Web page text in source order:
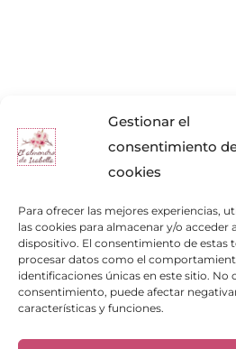
Gestionar el
consentimiento
cookies
Para ofrecer las mejores experiencias,
las cookies para almacenar y/o acceder
dispositivo. El consentimiento de estas
procesar datos como el
identificaciones únicas en este sitio. No
consentimiento, puede afectar
características y funciones.